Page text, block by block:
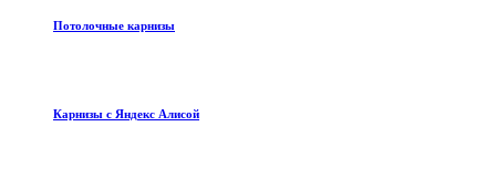
Потолочные карнизы
Карнизы с Яндекс Алисой